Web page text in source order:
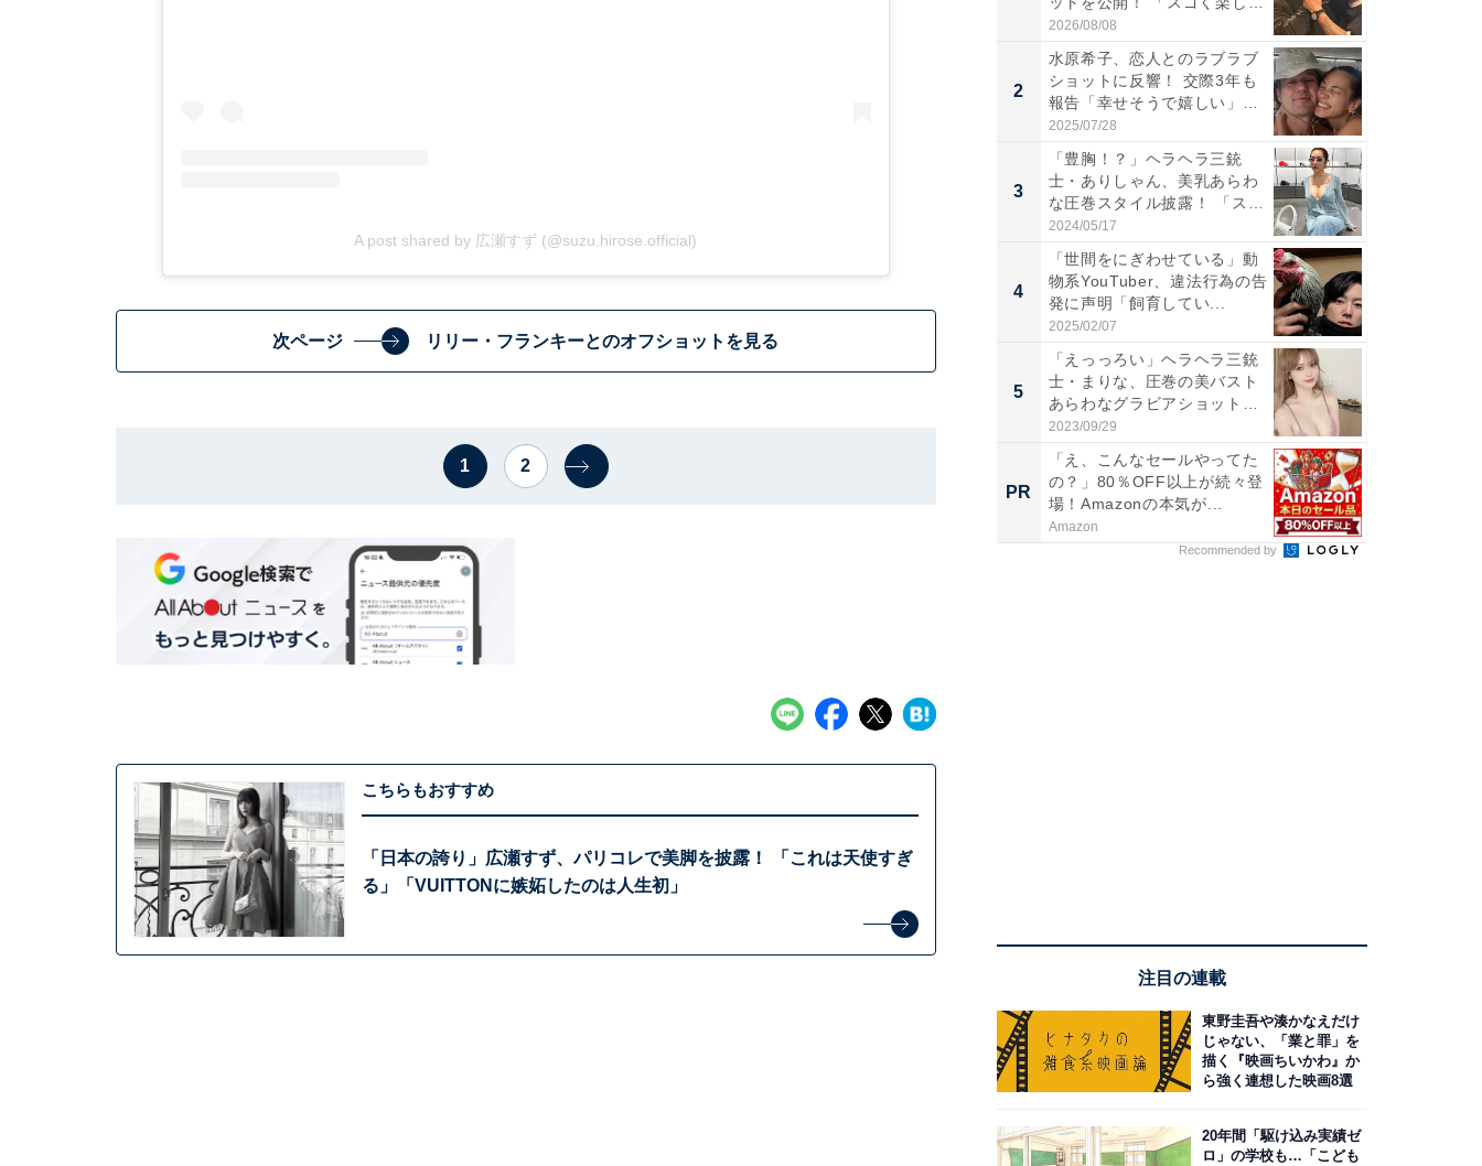
A post shared by 広瀬すず (@suzu.hirose.official)
次ページ リリー・フランキーとのオフショットを見る
1 2
こちらもおすすめ
「日本の誇り」広瀬すず、パリコレで美脚を披露！ 「これは天使すぎ
る」「VUITTONに嫉妬したのは人生初」
そ...
2026/08/08
2
水原希子、恋人とのラブラブ
ショットに反響！ 交際3年も
報告「幸せそうで嬉しい」
「...
2025/07/28
3
「豊胸！？」ヘラヘラ三銃
士・ありしゃん、美乳あらわ
な圧巻スタイル披露！ 「スタ
イ...
2024/05/17
4
「世間をにぎわせている」動
物系YouTuber、違法行為の告
発に声明「飼育してい...
2025/02/07
5
「えっっろい」ヘラヘラ三銃
士・まりな、圧巻の美バスト
あらわなグラビアショット公
開...
2023/09/29
PR
「え、こんなセールやってた
の？」80％OFF以上が続々登
場！Amazonの本気が...
Amazon
Recommended by
注目の連載
東野圭吾や湊かなえだけ
じゃない、「業と罪」を
描く『映画ちいかわ』か
ら強く連想した映画8選
20年間「駆け込み実績ゼ
ロ」の学校も…「こども